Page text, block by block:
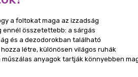
a foltokat maga az izzadság
ennél összetettebb: a sárgás
és a dezodorokban található
létre, különösen világos ruhák
anyagok tartják könnyebben